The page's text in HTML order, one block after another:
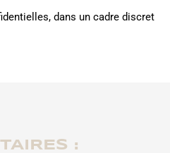
dans un cadre discret
: